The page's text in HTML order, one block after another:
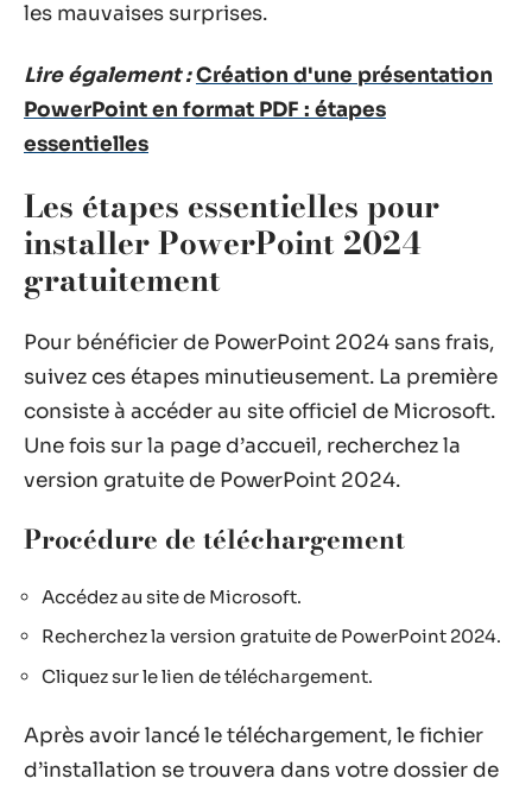
les mauvaises surprises.
Lire également :Création d'une présentation
PowerPoint en format PDF : étapes
essentielles
Les étapes essentielles pour
installer PowerPoint 2024
gratuitement
Pour bénéficier de PowerPoint 2024 sans frais,
suivez ces étapes minutieusement. La première
consiste à accéder au site officiel de Microsoft.
Une fois sur la page d’accueil, recherchez la
version gratuite de PowerPoint 2024.
Procédure de téléchargement
Accédez au site de Microsoft.
Recherchez la version gratuite de PowerPoint 2024.
Cliquez sur le lien de téléchargement.
Après avoir lancé le téléchargement, le fichier
d’installation se trouvera dans votre dossier de